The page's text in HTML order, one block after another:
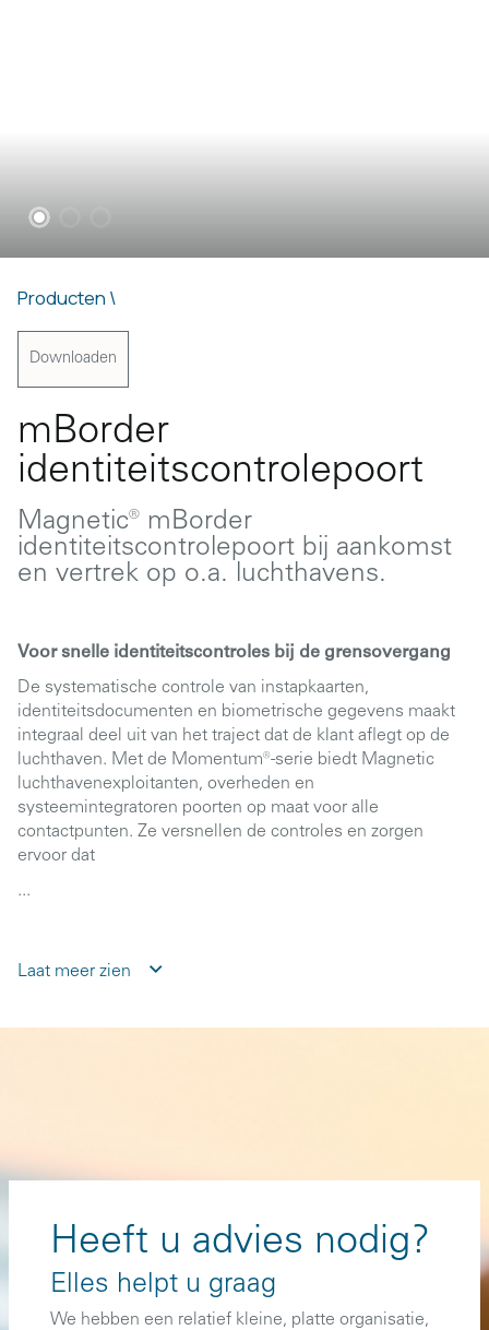
Producten \
Downloaden
mBorder
identiteitscontrolepoort
Magnetic® mBorder
identiteitscontrolepoort bij aankomst
en vertrek op o.a. luchthavens.
Voor snelle identiteitscontroles bij de grensovergang
De systematische controle van instapkaarten,
identiteitsdocumenten en biometrische gegevens maakt
integraal deel uit van het traject dat de klant aflegt op de
luchthaven. Met de Momentum® -serie biedt Magnetic
luchthavenexploitanten, overheden en
systeemintegratoren poorten op maat voor alle
contactpunten. Ze versnellen de controles en zorgen
ervoor dat
...
Laat meer zien
Heeft u advies nodig?
Elles helpt u graag
We hebben een relatief kleine, platte organisatie,